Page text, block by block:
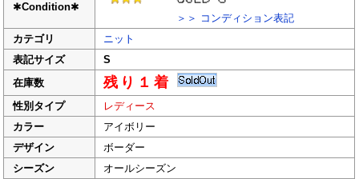
✱Condition✱
＞＞ コンディション表記
カテゴリ
ニット
表記サイズ
S
在庫数
残り１着
性別タイプ
レディース
カラー
アイボリー
デザイン
ボーダー
シーズン
オールシーズン